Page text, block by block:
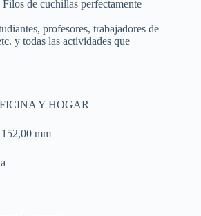
de cuchillas perfectamente
profesores, trabajadores de
y todas las actividades que
Y HOGAR
mm